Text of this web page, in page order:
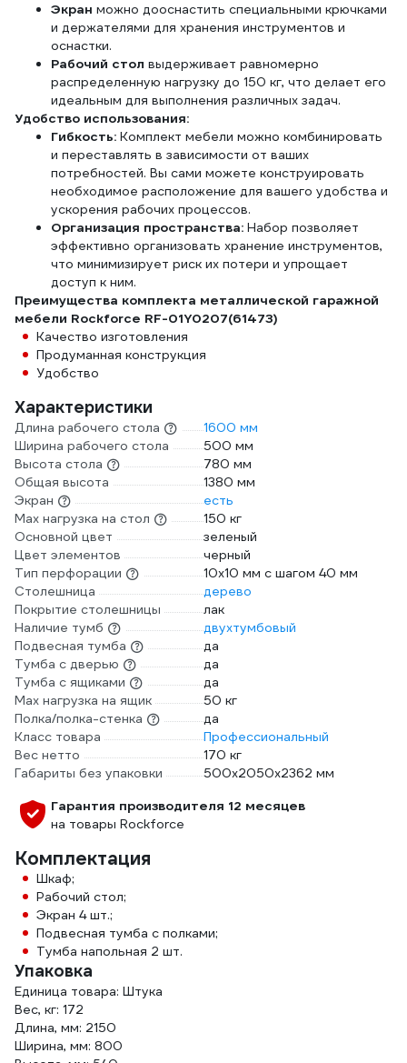
Экран можно дооснастить специальными крючками
и держателями для хранения инструментов и
оснастки.
Рабочий стол выдерживает равномерно
распределенную нагрузку до 150 кг, что делает его
идеальным для выполнения различных задач.
Удобство использования:
Гибкость: Комплект мебели можно комбинировать
и переставлять в зависимости от ваших
потребностей. Вы сами можете конструировать
необходимое расположение для вашего удобства и
ускорения рабочих процессов.
Организация пространства: Набор позволяет
эффективно организовать хранение инструментов,
что минимизирует риск их потери и упрощает
доступ к ним.
Преимущества комплекта металлической гаражной
мебели Rockforce RF-01Y0207(61473)
Качество изготовления
Продуманная конструкция
Удобство
Характеристики
Длина рабочего стола
1600 мм
Ширина рабочего стола
500 мм
Высота стола
780 мм
Общая высота
1380 мм
Экран
есть
Max нагрузка на стол
150 кг
Основной цвет
зеленый
Цвет элементов
черный
Тип перфорации
10x10 мм c шагом 40 мм
Столешница
дерево
Покрытие столешницы
лак
Наличие тумб
двухтумбовый
Подвесная тумба
да
Тумба с дверью
да
Тумба с ящиками
да
Max нагрузка на ящик
50 кг
Полка/полка-стенка
да
Класс товара
Профессиональный
Вес нетто
170 кг
Габариты без упаковки
500x2050x2362 мм
Гарантия производителя 12 месяцев
на товары Rockforce
Комплектация
Шкаф;
Рабочий стол;
Экран 4 шт.;
Подвесная тумба с полками;
Тумба напольная 2 шт.
Упаковка
Единица товара: Штука
Вес, кг: 172
Длина, мм: 2150
Ширина, мм: 800